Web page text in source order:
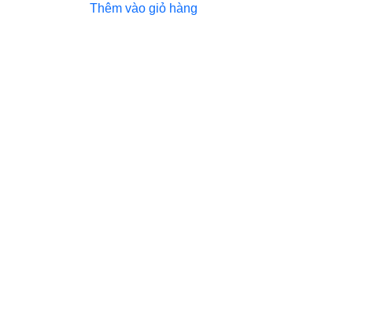
là:
Thêm vào giỏ hàng